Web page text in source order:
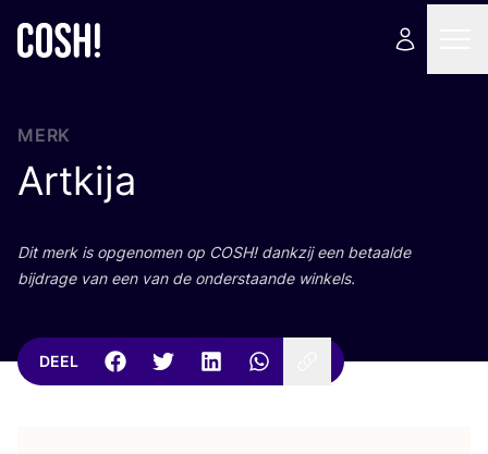
MERK
Artkija
Dit merk is opge­no­men op COSH! dank­zij een betaal­de
bij­dra­ge van een van de onder­staan­de winkels.
DEEL